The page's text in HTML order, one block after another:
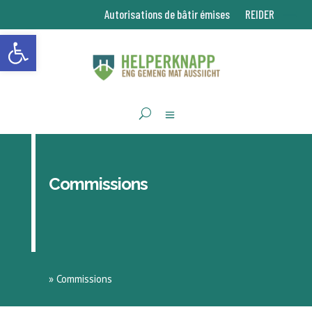
Ouvrir la barre d’outils
Autorisations de bâtir émises REIDER
Commissions
» Commissions